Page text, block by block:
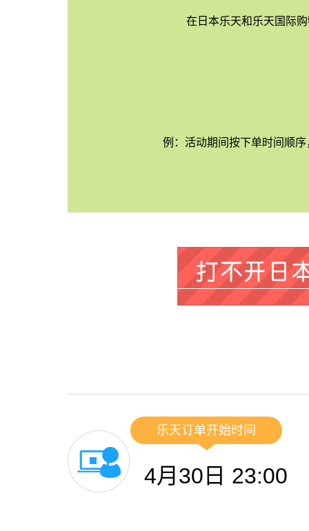
在日本乐天和乐天国际
例：活动期间按下单时间顺
乐天订单开始时间
4月30日 23:00